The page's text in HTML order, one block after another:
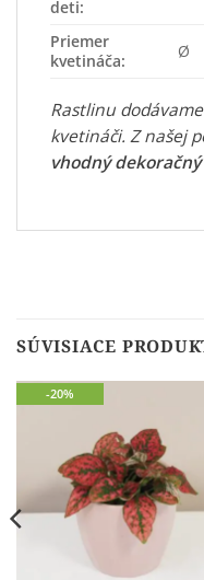
deti:
Priemer
kvetináča:
Ø
Rastlinu
kvetináči. Z našej
vhodný
SÚVISIACE
-20%